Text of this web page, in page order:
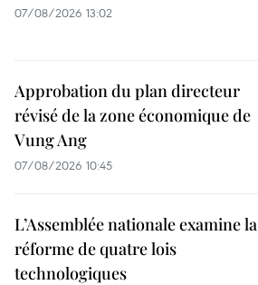
07/08/2026 13:02
Approbation du plan directeur
révisé de la zone économique de
Vung Ang
07/08/2026 10:45
L’Assemblée nationale examine la
réforme de quatre lois
technologiques